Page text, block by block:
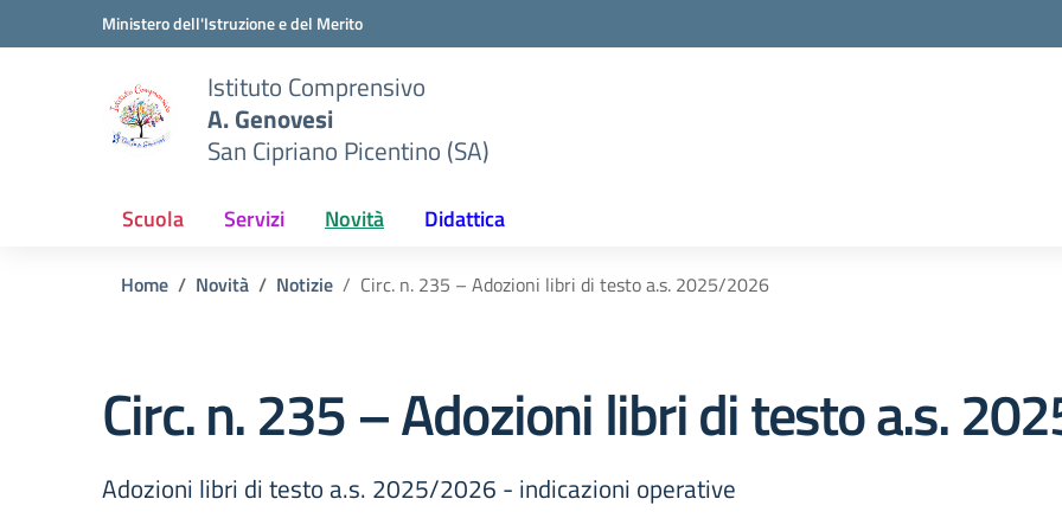
Vai ai contenuti
Vai al menu di navigazioneMinistero dell'Istruzione e del Merito
Istituto Comprensivo
A. Genovesi
San Cipriano Picentino (SA)
Scuola Servizi Novità Didattica
Home Novità Notizie Circ. n. 235 – Adozioni libri di testo a.s. 2025/2026
Circ. n. 235 – Adozioni libri di testo a.s.
Adozioni libri di testo a.s. 2025/2026 - indicazioni operative